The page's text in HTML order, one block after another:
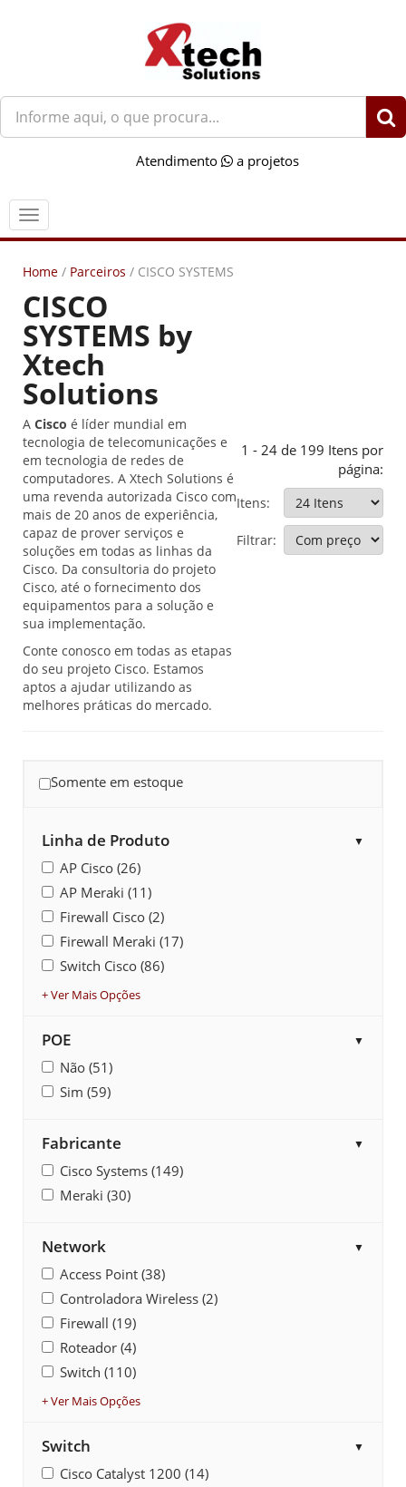
O
que
você
Atendimento a projetos
Menu
Home / Parceiros / CISCO SYSTEMS
CISCO
SYSTEMS by
Xtech
Solutions
A Cisco é líder mundial em
tecnologia de telecomunicações e
em tecnologia de redes de
computadores. A Xtech Solutions é
uma revenda autorizada Cisco com
mais de 20 anos de experiência,
capaz de prover serviços e
soluções em todas as linhas da
Cisco. Da consultoria do projeto
Cisco, até o fornecimento dos
equipamentos para a solução e
sua implementação.
Conte conosco em todas as etapas
do seu projeto Cisco. Estamos
aptos a ajudar utilizando as
melhores práticas do mercado.
1 - 24 de 199 Itens por
página:
Itens:
Filtrar:
Somente em estoque
Linha de Produto ▼
AP Cisco (26)
AP Meraki (11)
Firewall Cisco (2)
Firewall Meraki (17)
Switch Cisco (86)
+ Ver Mais Opções
POE ▼
Não (51)
Sim (59)
Fabricante ▼
Cisco Systems (149)
Meraki (30)
Network ▼
Access Point (38)
Controladora Wireless (2)
Firewall (19)
Roteador (4)
Switch (110)
+ Ver Mais Opções
Switch ▼
Cisco Catalyst 1200 (14)